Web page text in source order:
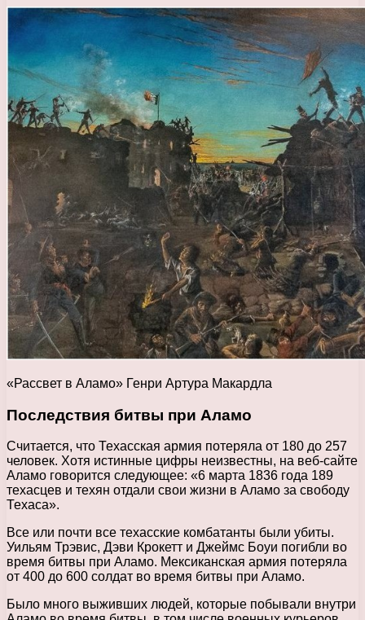
«Рассвет в Аламо» Генри Артура Макардла
Последствия битвы при Аламо
Считается, что Техасская армия потеряла от 180 до 257
человек. Хотя истинные цифры неизвестны, на веб-сайте
Аламо говорится следующее: «6 марта 1836 года 189
техасцев и техян отдали свои жизни в Аламо за свободу
Техаса».
Все или почти все техасские комбатанты были убиты.
Уильям Трэвис, Дэви Крокетт и Джеймс Боуи погибли во
время битвы при Аламо. Мексиканская армия потеряла
от 400 до 600 солдат во время битвы при Аламо.
Было много выживших людей, которые побывали внутри